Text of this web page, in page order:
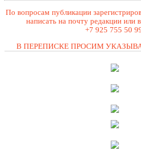
По вопросам публикации
написать на почту редакции или
+7 925 755 50
В ПЕРЕПИСКЕ ПРОСИМ